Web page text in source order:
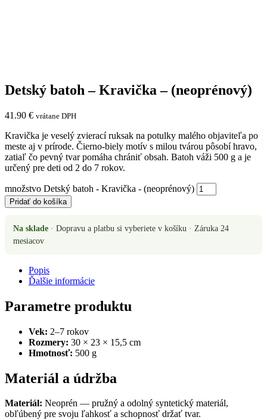
Detský batoh – Kravička – (neoprénový)
41.90 € vrátane DPH
Kravička je veselý zvierací ruksak na potulky malého objaviteľa po
meste aj v prírode. Čierno-biely motív s milou tvárou pôsobí hravo,
zatiaľ čo pevný tvar pomáha chrániť obsah. Batoh váži 500 g a je
určený pre deti od 2 do 7 rokov.
množstvo Detský batoh - Kravička - (neoprénový)
Pridať do košíka
Na sklade · Dopravu a platbu si vyberiete v košíku · Záruka 24
mesiacov
Popis
Ďalšie informácie
Parametre produktu
Vek: 2–7 rokov
Rozmery: 30 × 23 × 15,5 cm
Hmotnosť: 500 g
Materiál a údržba
Materiál: Neoprén — pružný a odolný syntetický materiál,
obľúbený pre svoju ľahkosť a schopnosť držať tvar.